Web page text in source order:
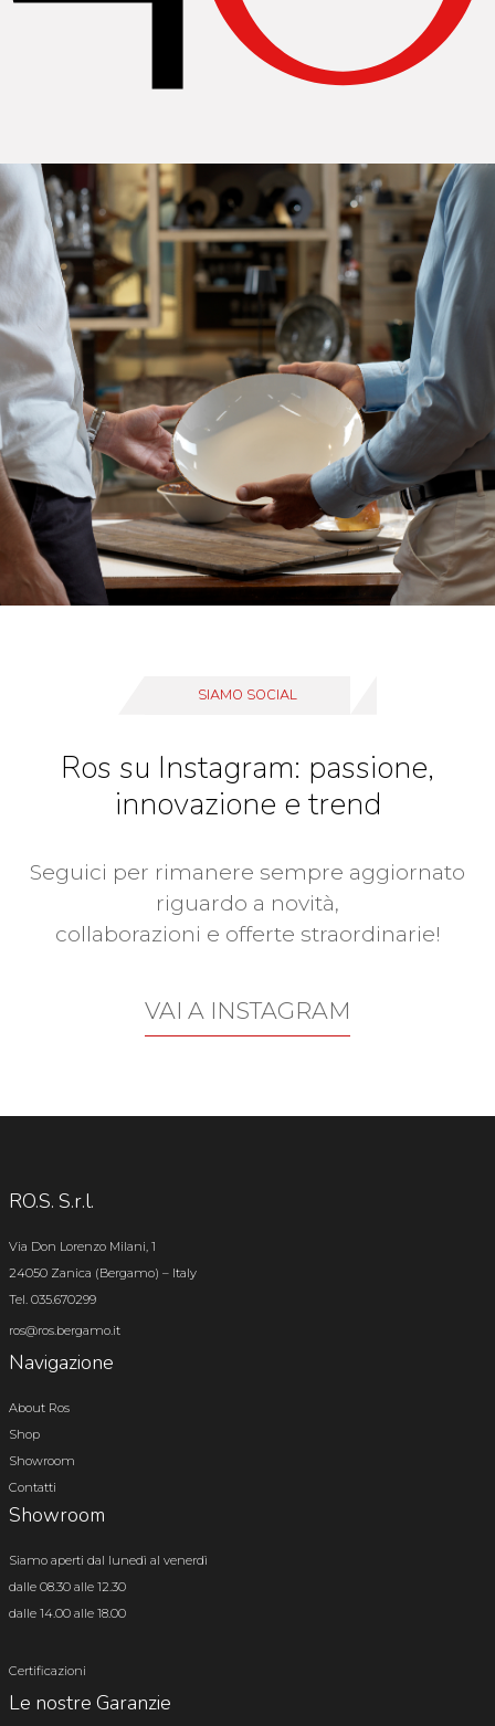
SIAMO SOCIAL
Ros su Instagram: passione,
innovazione e trend
Seguici per rimanere sempre aggiornato
riguardo a novità,
collaborazioni e offerte straordinarie!
VAI A INSTAGRAM
RO.S. S.r.l.
Via Don Lorenzo Milani, 1
24050 Zanica (Bergamo) – Italy
Tel. 035.670299
ros@ros.bergamo.it
Navigazione
About Ros
Shop
Showroom
Contatti
Showroom
Siamo aperti dal lunedì al venerdì
dalle 08.30 alle 12.30
dalle 14.00 alle 18.00
Certificazioni
Le nostre Garanzie